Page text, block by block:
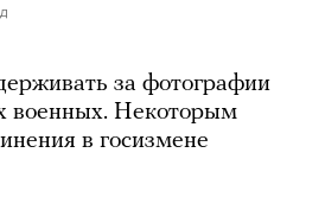
за фотографии
военных. Некоторым
в госизмене